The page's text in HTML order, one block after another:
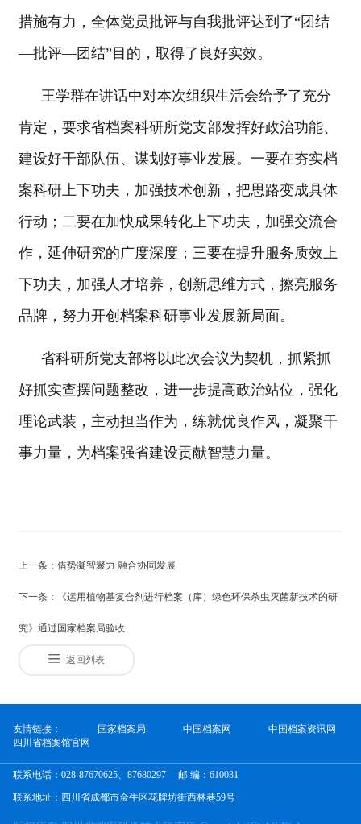
措施有力，全体党员批评与自我批评达到了“团结
—批评—团结”目的，取得了良好实效。
王学群在讲话中对本次组织生活会给予了充分
肯定，要求省档案科研所党支部发挥好政治功能、
建设好干部队伍、谋划好事业发展。一要在夯实档
案科研上下功夫，加强技术创新，把思路变成具体
行动；二要在加快成果转化上下功夫，加强交流合
作，延伸研究的广度深度；三要在提升服务质效上
下功夫，加强人才培养，创新思维方式，擦亮服务
品牌，努力开创档案科研事业发展新局面。
省科研所党支部将以此次会议为契机，抓紧抓
好抓实查摆问题整改，进一步提高政治站位，强化
理论武装，主动担当作为，练就优良作风，凝聚干
事力量，为档案强省建设贡献智慧力量。
上一条：借势凝智聚力 融合协同发展
下一条：《运用植物基复合剂进行档案（库）绿色环保杀虫灭菌新技术的研
究》通过国家档案局验收
返回列表
友情链接： 国家档案局 中国档案网
中国档案资讯网
四川省档案馆官网
联系电话：028-87670625、87680297
邮 编：610031
联系地址：四川省成都市金牛区花牌坊街西林巷59号